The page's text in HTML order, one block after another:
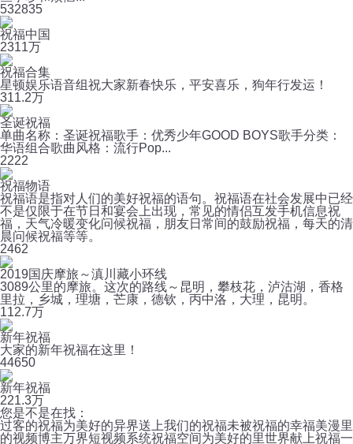
532835
祝福中国
2311万
祝福合集
星顿娱乐语音组祝大家新春快乐，平安喜乐，狗年行发运！
311.2万
圣诞祝福
单曲名称：圣诞祝福歌手：优秀少年GOOD BOYS歌手分类：
华语组合歌曲风格：流行Pop...
2222
祝福物语
祝福语是指对人们的美好祝福的语句。祝福语在社会发展中已经
不是仅限于在节日和宴会上出现，常见的情侣互发手机信息祝
福，天气冷暖变化问候祝福，朋友日常间的鼓励祝福，每天的清
晨问候祝福等等。
2462
2019国庆摩旅～滇川藏小环线
3089公里的摩旅。这次的路线～昆明，攀枝花，泸沽湖，香格
里拉，乡城，理塘，芒康，德钦，丙中洛，大理，昆明。
112.7万
新年祝福
大家的新年祝福在这里！
44650
新年祝福
221.3万
您是不是在找：
过客的祝福为美好的异界送上我们的祝福未被祝福的幸福美漫里
的视频博主万界短视频系统祝福空间为美好的里世界献上祝福一